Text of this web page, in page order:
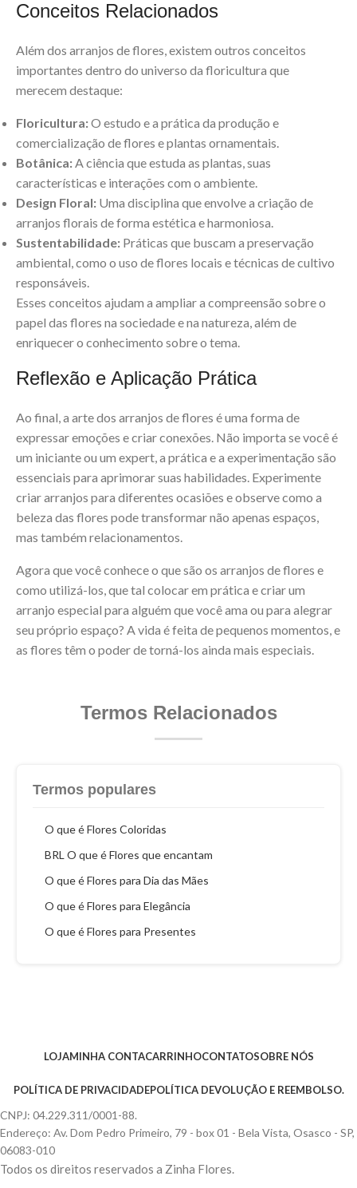
Conceitos Relacionados
Além dos arranjos de flores, existem outros conceitos
importantes dentro do universo da floricultura que
merecem destaque:
Floricultura:O estudo e a prática da produção e
comercialização de flores e plantas ornamentais.
Botânica:A ciência que estuda as plantas, suas
características e interações com o ambiente.
Design Floral: Uma disciplina que envolve a criação de
arranjos florais de forma estética e harmoniosa.
Sustentabilidade: Práticas que buscam a preservação
ambiental, como o uso de flores locais e técnicas de cultivo
responsáveis.
Esses conceitos ajudam a ampliar a compreensão sobre o
papel das flores na sociedade e na natureza, além de
enriquecer o conhecimento sobre o tema.
Reflexão e Aplicação Prática
Ao final, a arte dos arranjos de flores é uma forma de
expressar emoções e criar conexões. Não importa se você é
um iniciante ou um expert, a prática e a experimentação são
essenciais para aprimorar suas habilidades. Experimente
criar arranjos para diferentes ocasiões e observe como a
beleza das flores pode transformar não apenas espaços,
mas também relacionamentos.
Agora que você conhece o que são os arranjos de flores e
como utilizá-los, que tal colocar em prática e criar um
arranjo especial para alguém que você ama ou para alegrar
seu próprio espaço? A vida é feita de pequenos momentos, e
as flores têm o poder de torná-los ainda mais especiais.
Termos Relacionados
Termos populares
O que é Flores Coloridas
BRL O que é Flores que encantam
O que é Flores para Dia das Mães
O que é Flores para Elegância
O que é Flores para Presentes
LOJAMINHA CONTACARRINHOCONTATOSOBRE NÓS
POLÍTICA DE PRIVACIDADEPOLÍTICA DEVOLUÇÃO E REEMBOLSO.
CNPJ: 04.229.311/0001-88.
Endereço: Av. Dom Pedro Primeiro, 79 - box 01 - Bela Vista, Osasco - SP,
06083-010
Todos os direitos reservados a Zinha Flores.